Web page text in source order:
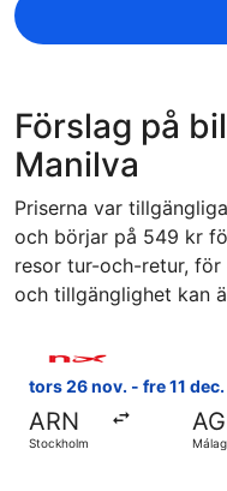
Förslag på
Manilva
Priserna var
och börjar på 549 kr
resor tur-och-retur, för
och tillgänglighet kan
tors 26 nov. - fre 11 dec.
ARN
Stockholm